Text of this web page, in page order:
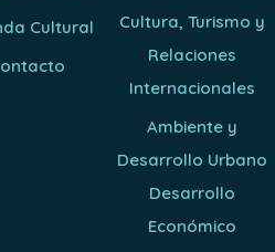
Cultural
Cultura, Turismo y
Relaciones
Internacionales
Ambiente y
Desarrollo Urbano
Desarrollo
Económico